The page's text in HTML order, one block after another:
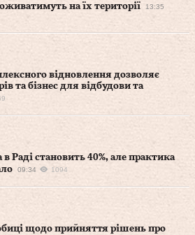
на їх території
13:35
відновлення дозволяє
та бізнес для відбудови та
Раді становить 40%, але практика
09:34 1094
щодо прийняття рішень про